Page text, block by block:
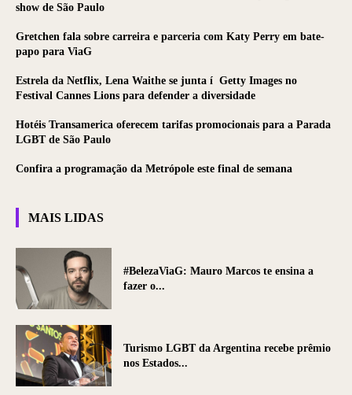
show de São Paulo
Gretchen fala sobre carreira e parceria com Katy Perry em bate-
papo para ViaG
Estrela da Netflix, Lena Waithe se junta í Getty Images no
Festival Cannes Lions para defender a diversidade
Hotéis Transamerica oferecem tarifas promocionais para a Parada
LGBT de São Paulo
Confira a programação da Metrópole este final de semana
MAIS LIDAS
#BelezaViaG: Mauro Marcos te ensina a
fazer o...
Turismo LGBT da Argentina recebe prêmio
nos Estados...